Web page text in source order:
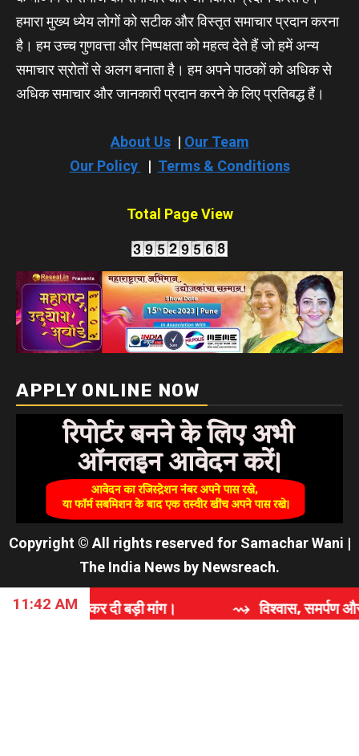
हमारा मुख्य ध्येय लोगों को सटीक और विस्तृत समाचार प्रदान करना
है। हम उच्च गुणवत्ता और निष्पक्षता को महत्व देते हैं जो हमें अन्य
समाचार स्रोतों से अलग बनाता है। हम अपने पाठकों को अधिक से
अधिक समाचार और जानकारी प्रदान करने के लिए प्रतिबद्ध हैं।
About Us| Our Team
Our Policy
| Terms & Conditions
Total Page View
APPLY ONLINE NOW
Copyright © All rights reserved for Samachar Wani |
The India News by Newsreach.
11:42 AM
बड़ी मांग। ⇝ विश्वास, समर्पण और गुणवत्ता की